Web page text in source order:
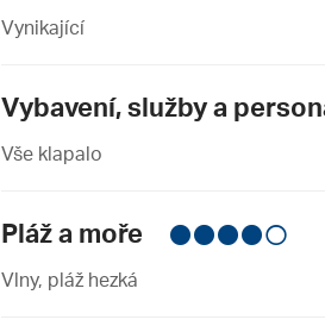
Vynikající
Vybavení, služby a
Vše klapalo
Pláž a moře
Vlny, pláž hezká